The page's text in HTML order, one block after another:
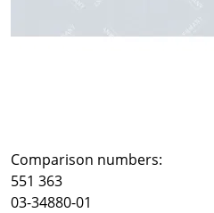
Comparison numbers:
551 363
03-34880-01